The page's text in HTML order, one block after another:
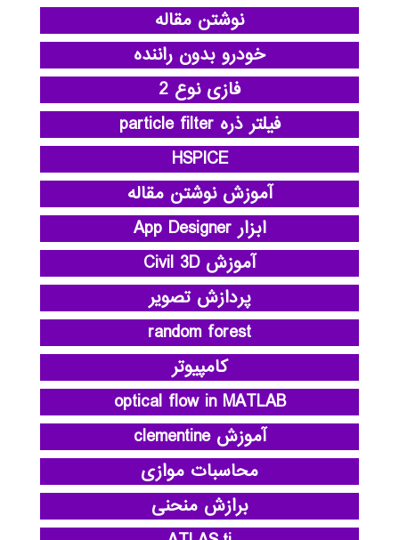
نوشتن مقاله
خودرو بدون راننده
فازی نوع 2
فیلتر ذره particle filter
HSPICE
آموزش نوشتن مقاله
ابزار App Designer
آموزش Civil 3D
پردازش تصویر
random forest
کامپیوتر
optical flow in MATLAB
آموزش clementine
محاسبات موازی
برازش منحنی